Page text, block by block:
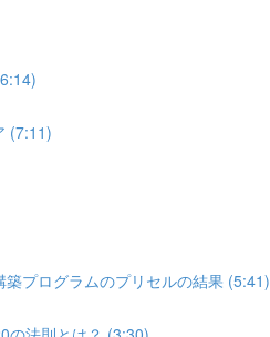
(7:11)
プログラムのプリセルの結果 (5:41)